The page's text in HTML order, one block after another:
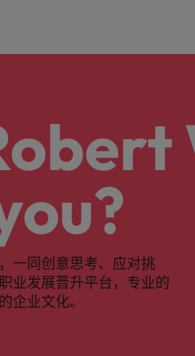
一同创意思考、应对挑
业发展晋升平台，专业的
企业文化。